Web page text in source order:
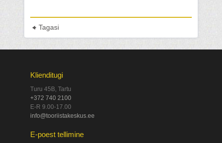
Tagasi
Klienditugi
Turu 45B, Tartu
+372 740 2100
E-R 9.00-17.00
info@tooriistakeskus.ee
E-poest tellimine